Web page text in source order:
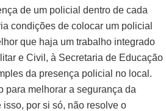
de um policial dentro de cada
condições de colocar um policial
que haja um trabalho integrado
e Civil, à Secretaria de Educação
da presença policial no local.
para melhorar a segurança da
por si só, não resolve o